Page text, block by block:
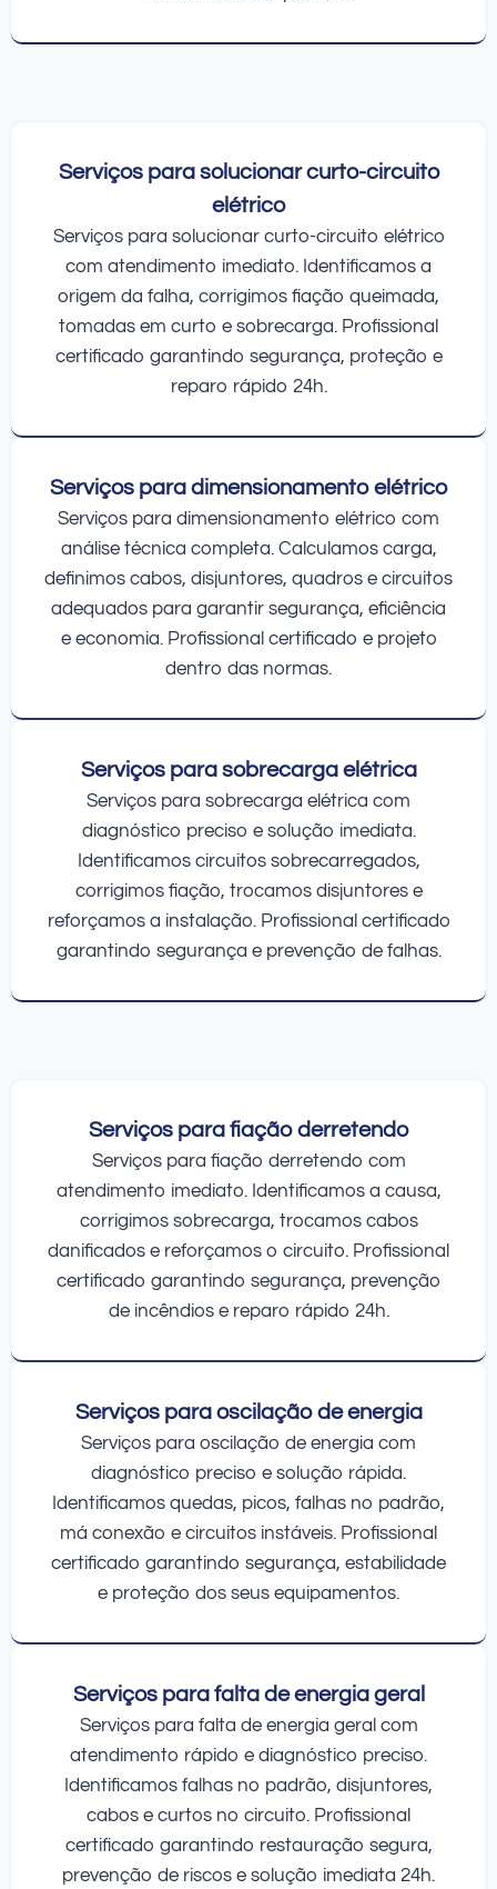
Serviços para solucionar curto-circuito
elétrico
Serviços para solucionar curto-circuito elétrico
com atendimento imediato. Identificamos a
origem da falha, corrigimos fiação queimada,
tomadas em curto e sobrecarga. Profissional
certificado garantindo segurança, proteção e
reparo rápido 24h.
Serviços para dimensionamento elétrico
Serviços para dimensionamento elétrico com
análise técnica completa. Calculamos carga,
definimos cabos, disjuntores, quadros e circuitos
adequados para garantir segurança, eficiência
e economia. Profissional certificado e projeto
dentro das normas.
Serviços para sobrecarga elétrica
Serviços para sobrecarga elétrica com
diagnóstico preciso e solução imediata.
Identificamos circuitos sobrecarregados,
corrigimos fiação, trocamos disjuntores e
reforçamos a instalação. Profissional certificado
garantindo segurança e prevenção de falhas.
Serviços para fiação derretendo
Serviços para fiação derretendo com
atendimento imediato. Identificamos a causa,
corrigimos sobrecarga, trocamos cabos
danificados e reforçamos o circuito. Profissional
certificado garantindo segurança, prevenção
de incêndios e reparo rápido 24h.
Serviços para oscilação de energia
Serviços para oscilação de energia com
diagnóstico preciso e solução rápida.
Identificamos quedas, picos, falhas no padrão,
má conexão e circuitos instáveis. Profissional
certificado garantindo segurança, estabilidade
e proteção dos seus equipamentos.
Serviços para falta de energia geral
Serviços para falta de energia geral com
atendimento rápido e diagnóstico preciso.
Identificamos falhas no padrão, disjuntores,
cabos e curtos no circuito. Profissional
certificado garantindo restauração segura,
prevenção de riscos e solução imediata 24h.